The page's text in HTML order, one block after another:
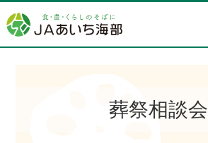
容
を
葬祭相談会